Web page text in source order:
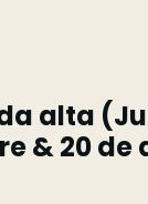
alta
& 20